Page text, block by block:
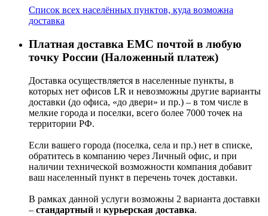
Список всех населённых пунктов, куда возможна
доставка
Платная доставка ЕМС почтой в любую
точку России (Наложенный платеж)
Доставка осуществляется в населенные пункты, в
которых нет офисов LR и невозможны другие варианты
доставки (до офиса, «до двери» и пр.) – в том числе в
мелкие города и поселки, всего более 7000 точек на
территории РФ.
Если вашего города (поселка, села и пр.) нет в списке,
обратитесь в компанию через Личный офис, и при
наличии технической возможности компания добавит
ваш населенный пункт в перечень точек доставки.
В рамках данной услуги возможны 2 варианта доставки
– стандартный и курьерская доставка.